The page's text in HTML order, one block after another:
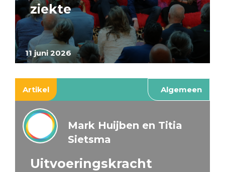
11 juni 2026
ziekte
Artikel Algemeen
Mark Huijben en Titia
Sietsma
Uitvoeringskracht